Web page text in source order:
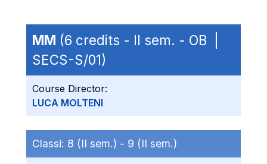
MM (6 credits - II sem. - OB |
SECS-S/01)
Course Director:
LUCA MOLTENI
Classi: 8 (II sem.) - 9 (II sem.)